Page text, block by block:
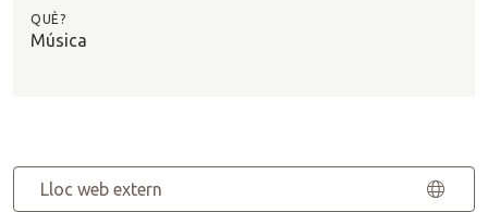
QUÈ?
Música
Lloc web extern